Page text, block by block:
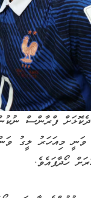
ފްރާންސް
މިއަހަރު ލީގު
ހޯދާފައެވެ.